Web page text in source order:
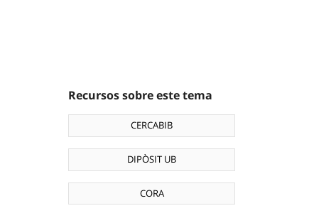
Recursos sobre este tema
CERCABIB
DIPÒSIT UB
CORA